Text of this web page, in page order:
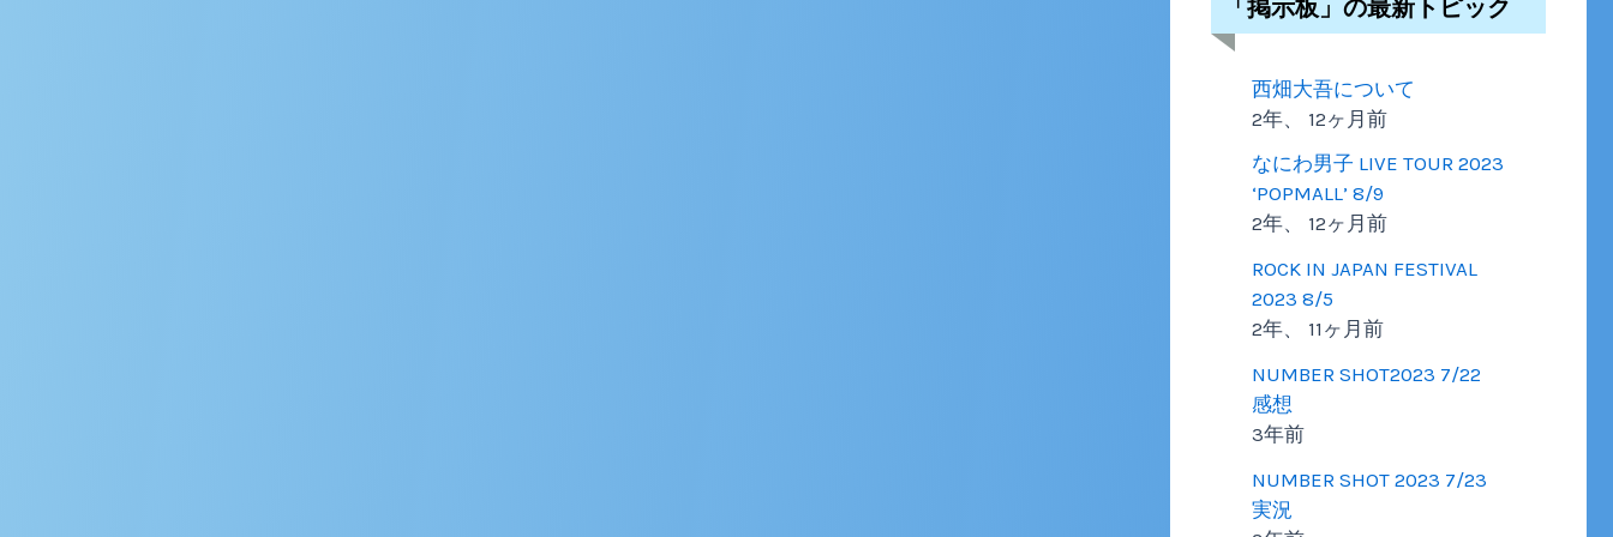
「掲示板」の最新トピック
西畑大吾について
2年、 12ヶ月前
なにわ男子 LIVE TOUR 2023
‘POPMALL’ 8/9
2年、 12ヶ月前
ROCK IN JAPAN FESTIVAL
2023 8/5
2年、 11ヶ月前
NUMBER SHOT2023 7/22
感想
3年前
NUMBER SHOT 2023 7/23
実況